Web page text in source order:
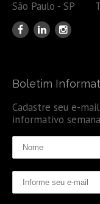
São Paulo - SP
Boletim
Cadastre seu e-
informativo